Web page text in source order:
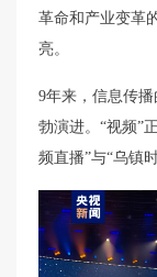
革命和产业变革
亮。
9年来，信息传
勃演进。“视频”
频直播”与“乌镇